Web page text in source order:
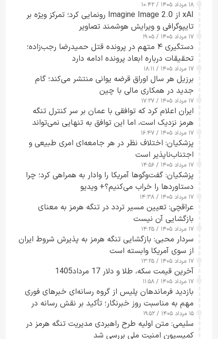
۱۸ مرداد ۱۴۰۵ / ۱۰:۴۲
xAI از Imagine Image 2.0 رونمایی کرد؛ تمرکز ویژه بر
تایپوگرافی و ویرایش هوشمند تصاویر
۱۷ مرداد ۱۴۰۵ / ۱۹:۰۵
دستگیری ۴ متهم در پرونده قتل حمیدرضا رجب‌زاده؛
تحقیقات درباره ابعاد پرونده ادامه دارد
۱۷ مرداد ۱۴۰۵ / ۱۸:۱۱
برزیل هر سال اوراق قرضه یوانی منتشر می‌کند؛ گام
جدید در همکاری مالی با چین
۱۷ مرداد ۱۴۰۵ / ۱۷:۲۷
ایران اعلام کرد که توافقی با عمان بر سر کنترل تنگه
هرمز نزدیک است، اما این توافق به تنهایی نمی‌تواند
آبراه را آزاد کند
۱۷ مرداد ۱۴۰۵ / ۱۶:۴۷
پزشکیان: اختلاف نظر در هر جامعه‌ای امری طبیعی و
اجتناب‌ناپذیر است
۱۷ مرداد ۱۴۰۵ / ۱۴:۵۶
پزشکیان: گفت‌وگوها آمریکا را وادار به همراهی کرد؛ چرا
دستاوردها را خراب می‌کنیم؟+ ویدیو
۱۷ مرداد ۱۴۰۵ / ۱۴:۳۸
عراقچی: تعیین مسیر تردد در تنگه هرمز به معنای
بازگشایی آن نیست
۱۷ مرداد ۱۴۰۵ / ۱۴:۲۵
سردار محبی: بازگشایی تنگه هرمز به پذیرش شروط ایران
از سوی آمریکا وابسته است
۱۷ مرداد ۱۴۰۵ / ۱۳:۲۵
آخرین قیمت سکه، طلا و دلار 17 مرداد1405
۱۷ مرداد ۱۴۰۵ / ۱۱:۵۸
بازدید فرماندهان پلیس از گروه رسانه‌ای خبرهای فوری
مهم به مناسبت روز خبرنگار؛ تأکید بر نقش رسانه در
تقویت امنیت و اعتماد عمومی
۱۵ مرداد ۱۴۰۵ / ۱۹:۵۲
سلیمی: متن اولیه طرح راهبردی مدیریت تنگه هرمز در
کمیسیون امنیت ملی بررسی شد